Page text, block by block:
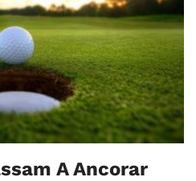
A Ancorar